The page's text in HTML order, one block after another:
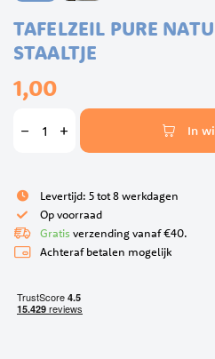
naar
het
begin
van
afbeeldingen-
gallerij
TAFELZEIL PURE
STAALTJE
1,00
In
Levertijd: 5 tot 8 werkdagen
Op voorraad
Gratis verzending vanaf €40.
Achteraf betalen mogelijk